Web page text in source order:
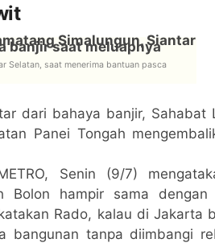
Selatan, saat menerima bantuan pasca
dari bahaya banjir, Sahabat
Panei Tongah
Senin (9/7)
Bolon hampir sama
Rado, kalau di Jakarta
bangunan tanpa diimbangi